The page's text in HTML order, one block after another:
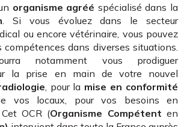
organisme agréé spécialisé dans la
. Si vous évoluez dans le secteur
ou encore vétérinaire, vous pouvez
dans diverses situations.
notamment vous prodiguer
la prise en main de votre nouvel
, pour la mise en conformité
vos locaux, pour vos besoins en
Cet OCR (Organisme Compétent en